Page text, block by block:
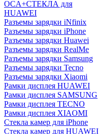
OCA+СТЕКЛА для
HUAWEI
Разъемы зарядки iNfinix
Разъемы зарядки iPhone
Разъемы зарядки Huawei
Разъемы зарядки RealMe
Разъемы зарядки Samsung
Разъемы зарядки Tecno
Разъемы зарядки Xiaomi
Рамки дисплея HUAWEI
Рамки дисплея SAMSUNG
Рамки дисплея TECNO
Рамки дисплея XIAOMI
Стекла камер для iPhone
Стекла камер для HUAWEI